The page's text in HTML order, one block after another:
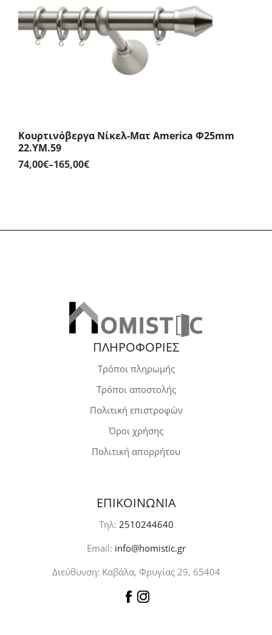
184,00€
Κουρτινόβεργα Νίκελ-Ματ America Φ25mm
22.YM.59
74,00€–165,00€Price
165,00€
ΠΛΗΡΟΦΟΡΙΕΣ
Τρόποι πληρωμής
Τρόποι αποστολής
Πολιτική επιστροφών
Όροι χρήσης
Πολιτική απορρήτου
ΕΠΙΚΟΙΝΩΝΙΑ
Τηλ: 2510244640
Email: info@homistic.gr
Διεύθυνση: Καβάλα, Φρυγίας 29, 65404